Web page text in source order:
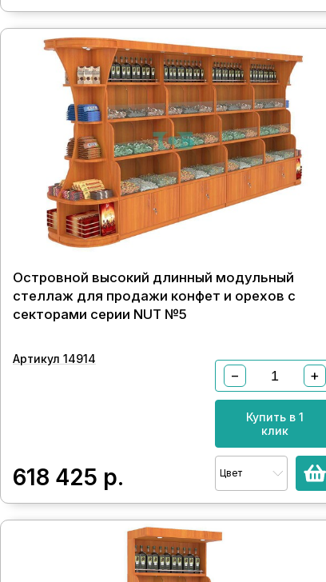
Островной высокий длинный модульный
стеллаж для продажи конфет и орехов с
секторами серии NUT №5
Артикул 14914
618 425 р.
− +
Купить в 1
клик
Цвет